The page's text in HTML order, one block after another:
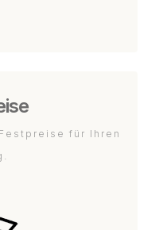
für Ihren